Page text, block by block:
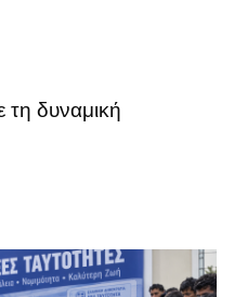
τη δυναμική